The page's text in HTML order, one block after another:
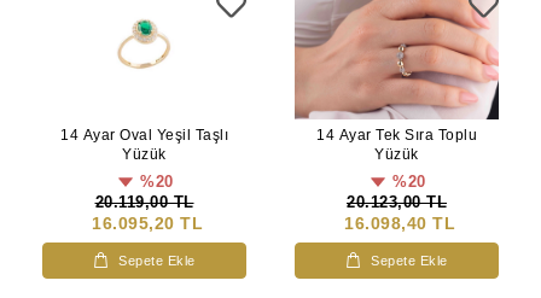
14 Ayar Oval Yeşil Taşlı
Yüzük
%20
20.119,00 TL
16.095,20 TL
Sepete Ekle
14 Ayar Tek Sıra Toplu
Yüzük
%20
20.123,00 TL
16.098,40 TL
Sepete Ekle